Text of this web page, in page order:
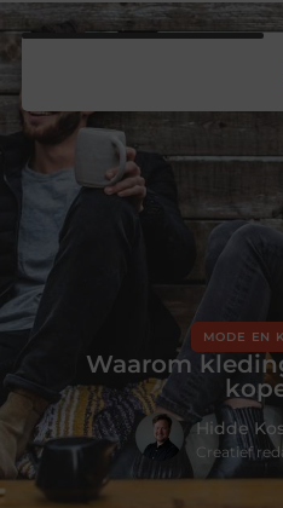
MODE EN
Waarom
Hidde
Creatief